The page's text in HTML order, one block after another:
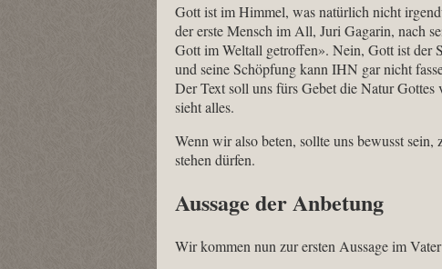
Gott ist im Himmel, was natürlich nicht
der erste Mensch im All, Juri Gagarin, nach
Gott im Weltall getroffen». Nein, Gott ist der
und seine Schöpfung kann IHN gar nicht
Der Text soll uns fürs Gebet die Natur
sieht alles.
Wenn wir also beten, sollte uns bewusst
stehen dürfen.
Aussage der Anbetung
Wir kommen nun zur ersten Aussage im